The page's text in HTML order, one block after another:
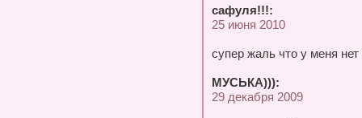
сафуля!!!:
25 июня 2010
супер жаль что у меня нет
МУСЬКА))):
29 декабря 2009